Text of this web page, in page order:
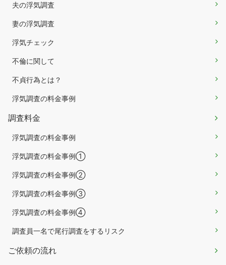
夫の浮気調査
妻の浮気調査
浮気チェック
不倫に関して
不貞行為とは？
浮気調査の料金事例
調査料金
浮気調査の料金事例
浮気調査の料金事例①
浮気調査の料金事例②
浮気調査の料金事例③
浮気調査の料金事例④
調査員一名で尾行調査をするリスク
ご依頼の流れ